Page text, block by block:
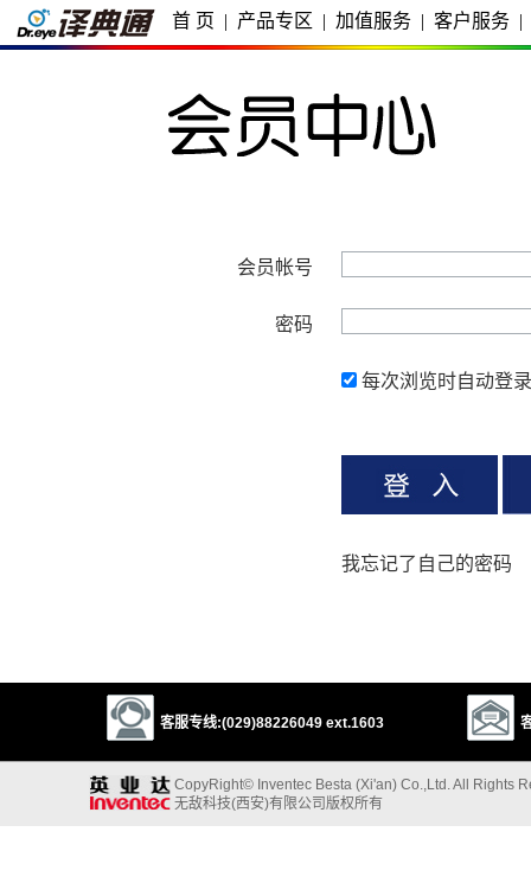
首 页 | 产品专区 | 加值服务 | 客户服务 |
会员帐号
密码
每次浏览时自动登录
我忘记了自己的密码
客服专线:(029)88226049 ext.1603
CopyRight© Inventec Besta (Xi'an) Co.,Ltd. All Rights
无敌科技(西安)有限公司版权所有